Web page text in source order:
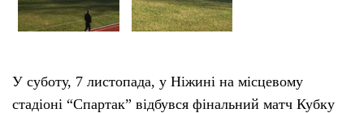
У суботу, 7 листопада, у Ніжині на місцевому
стадіоні “Спартак” відбувся фінальний матч Кубку